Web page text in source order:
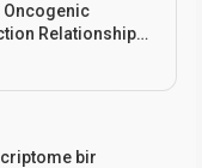
Oncogenic
Relationship
bir